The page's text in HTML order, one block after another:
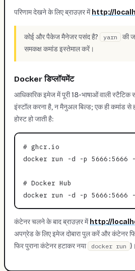
परिणाम देखने के लिए ब्राउज़र में http://
कोई और पैकेज मैनेजर पसंद है? yarn की
समकक्ष कमांड इस्तेमाल करें।
Docker डिप्लॉयमेंट
आधिकारिक इमेज में पूरी 18-भाषाओं वाली
इंस्टॉल करना है, न मैनुअल बिल्ड; एक ही कमांड से
होस्ट हो जाती है:
# ghcr.io
docker run -d -p 5666:5666
# Docker Hub
कंटेनर चलने के बाद ब्राउज़र में http://
अपग्रेड के लिए इमेज दोबारा पुल करें और कंटेनर
फिर पुराना कंटेनर हटाकर नया
docker run )।